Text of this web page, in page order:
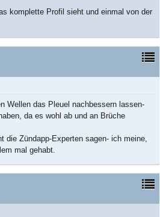
komplette Profil sieht und einmal von der
Wellen das Pleuel nachbessern lassen-
da es wohl ab und an Brüche
die Zündapp-Experten sagen- ich meine,
mal gehabt.